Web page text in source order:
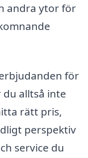
andra ytor för
för
alltså inte
rätt pris,
perspektiv
service du